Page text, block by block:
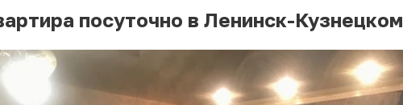
посуточно в Ленинск-Кузнецком